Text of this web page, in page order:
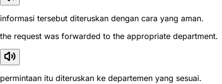
informasi tersebut diteruskan dengan cara yang aman.
the request was forwarded to the appropriate department.
permintaan itu diteruskan ke departemen yang sesuai.